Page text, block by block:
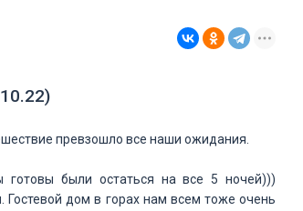
превзошло все наши ожидания.
были остаться на все 5 ночей)))
дом в горах нам всем тоже очень